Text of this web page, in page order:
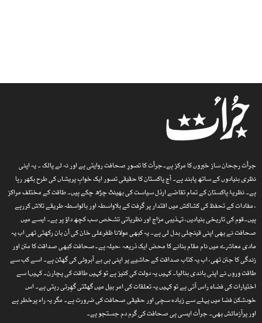
جرأت رجحان ساز خبروں کا مرکز ہے۔جرأت کا تصورِ صحافت روایتی ہے اور نہ لے پالک ۔ یہ اپنی
نظری بنیادوں کے ساتھ پابند ہے۔ آج پاکستان کا حقیقی تصور ایک خوابِ پریشاں کی طرح بکھر رہا
ہے۔ نظریۂ پاکستان کے تمام تقاضے ارذل سیاست کی بھینٹ چڑھ چکے ہیں۔ طاقت کے مختلف مراکز
، مفادات کے تحفظ کی کشاکش میں اقتدار پر گرفت کے بلاواسطہ اور بالواسطہ طریقے تلاش کررہے
ہیں۔قوم کی تاریخی بنیادیں، تہذیبی مزاج اور نظریاتی تشخص سب کچھ داؤ پر ہے۔ ایسے میں
صحافت نے بھی اپنی قینچلی بدل لی ہے۔ یہ کبھی مولانا ظفرعلی خان کی آن بان رکھتی تھی اب یہ
مادی معاشرے میں نام مقام بنانے کا محض ایک ذریعہ ،حیلہ ہے۔صحافت کبھی صداقت کا متن اور
زندگی کا جتن تھی، اب یہ کتاب صداقت کے حاشیے پر اپنی ہی بے آبروئی کی گھٹن ہے۔ اسے کب سے
طاقت وروں نے اپنی باندی بنالیا۔ کہیں یہ دولت کی کنیز ہے تو کہیں طاقت کی پچارن۔ کہیںا سے
اختیارات کی فضاء راس آتی ہے تو کہیں یہ تعلقات کی امر بیل میں گھٹتی گھِرتی رہتی ہے۔ اس
خودشکن فضا میں پہلے سے زیادہ سچی اور حقیقی صحافت کی ضرورت ہے۔ مگر یہ راہ پرخطر ہے
اور پرآزمائش بھی۔ جرأت ایسی ہی صحافت کی گرم دم جستجو ہے۔